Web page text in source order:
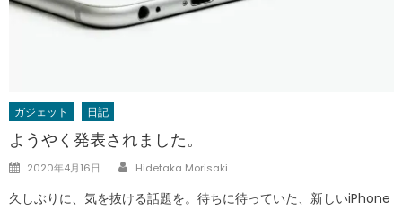
ガジェット 日記
ようやく発表されました。
Posted
2020年4月16日 Author
Hidetaka Morisaki
久しぶりに、気を抜ける話題を。待ちに待っていた、新しいiPhone